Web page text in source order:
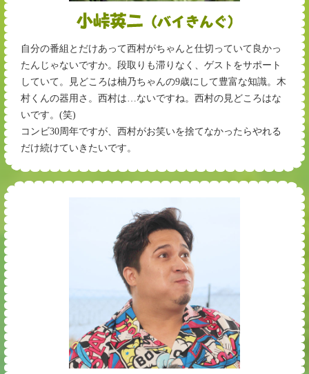
自分の番組とだけあって西村がちゃんと仕切っていて良かっ
たんじゃないですか。段取りも滞りなく、ゲストをサポート
していて。見どころは柚乃ちゃんの9歳にして豊富な知識。木
村くんの器用さ。西村は…ないですね。西村の見どころはな
いです。(笑)
コンビ30周年ですが、西村がお笑いを捨てなかったらやれる
だけ続けていきたいです。